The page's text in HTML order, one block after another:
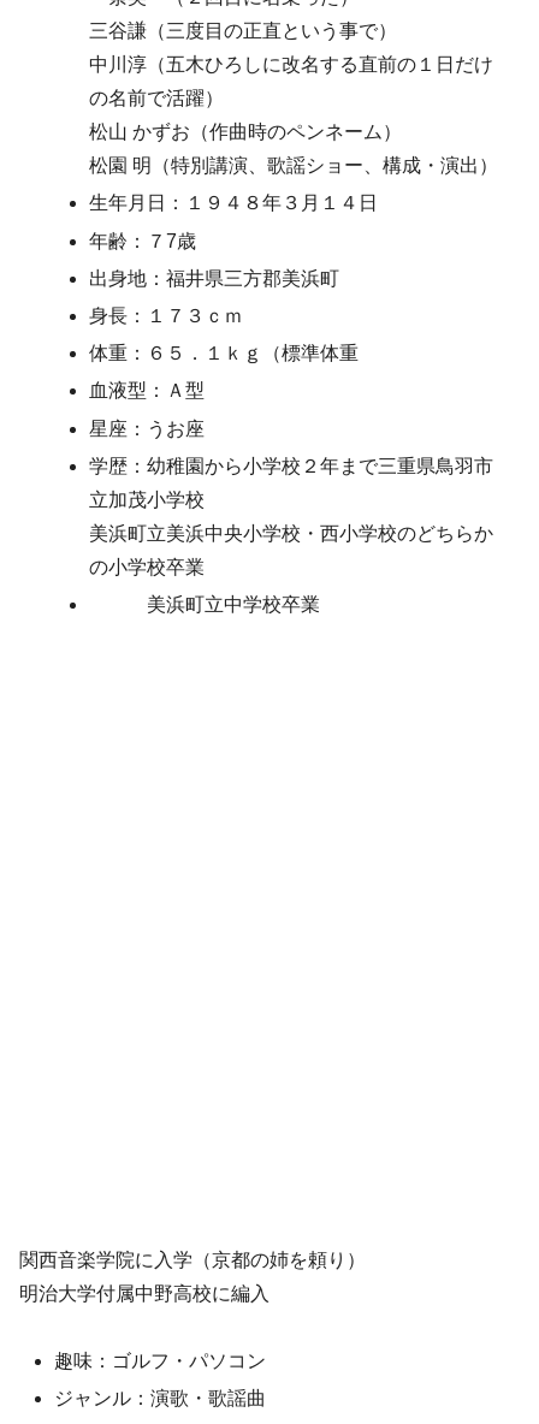
三谷謙（三度目の正直という事で）
中川淳（五木ひろしに改名する直前の１日だけ
の名前で活躍）
松山 かずお（作曲時のペンネーム）
松園 明（特別講演、歌謡ショー、構成・演出）
生年月日：１９４８年３月１４日
年齢：７7歳
出身地：福井県三方郡美浜町
身長：１７３ｃｍ
体重：６５．１ｋｇ（標準体重
血液型：Ａ型
星座：うお座
学歴：幼稚園から小学校２年まで三重県鳥羽市
立加茂小学校
美浜町立美浜中央小学校・西小学校のどちらか
の小学校卒業
美浜町立中学校卒業
関西音楽学院に入学（京都の姉を頼り）
明治大学付属中野高校に編入
趣味：ゴルフ・パソコン
ジャンル：演歌・歌謡曲